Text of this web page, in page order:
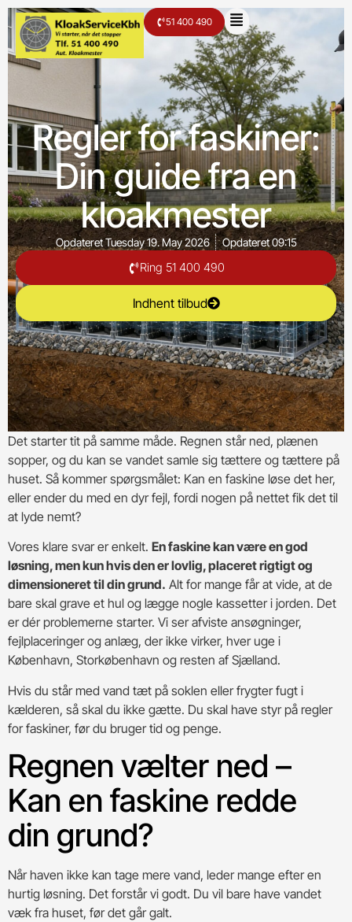
51 400 490
Regler for faskiner:
Din guide fra en
kloakmester
OpdateretTuesday 19. May 2026 Opdateret09:15
Ring 51 400 490
Indhent tilbud
Det starter tit på samme måde. Regnen står ned, plænen
sopper, og du kan se vandet samle sig tættere og tættere på
huset. Så kommer spørgsmålet: Kan en faskine løse det her,
eller ender du med en dyr fejl, fordi nogen på nettet fik det til
at lyde nemt?
Vores klare svar er enkelt. En faskine kan være en god
løsning, men kun hvis den er lovlig, placeret rigtigt og
dimensioneret til din grund. Alt for mange får at vide, at de
bare skal grave et hul og lægge nogle kassetter i jorden. Det
er dér problemerne starter. Vi ser afviste ansøgninger,
fejlplaceringer og anlæg, der ikke virker, hver uge i
København, Storkøbenhavn og resten af Sjælland.
Hvis du står med vand tæt på soklen eller frygter fugt i
kælderen, så skal du ikke gætte. Du skal have styr på regler
for faskiner, før du bruger tid og penge.
Regnen vælter ned –
Kan en faskine redde
din grund?
Når haven ikke kan tage mere vand, leder mange efter en
hurtig løsning. Det forstår vi godt. Du vil bare have vandet
væk fra huset, før det går galt.